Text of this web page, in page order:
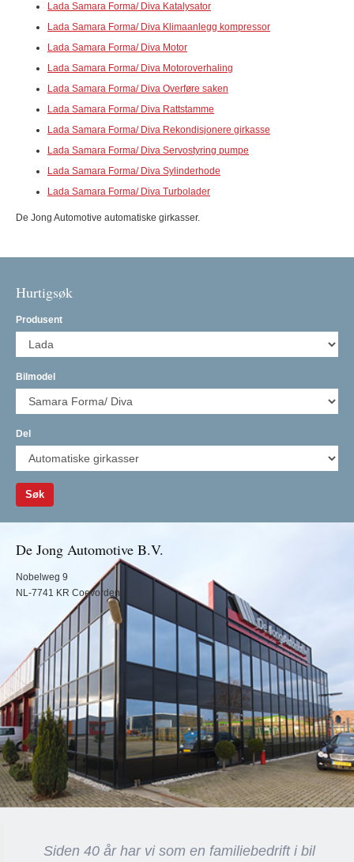
Lada Samara Forma/ Diva Katalysator
Lada Samara Forma/ Diva Klimaanlegg kompressor
Lada Samara Forma/ Diva Motor
Lada Samara Forma/ Diva Motoroverhaling
Lada Samara Forma/ Diva Overføre saken
Lada Samara Forma/ Diva Rattstamme
Lada Samara Forma/ Diva Rekondisjonere girkasse
Lada Samara Forma/ Diva Servostyring pumpe
Lada Samara Forma/ Diva Sylinderhode
Lada Samara Forma/ Diva Turbolader
De Jong Automotive automatiske girkasser.
Hurtigsøk
Produsent
Bilmodel
Del
Søk
De Jong Automotive B.V.
Nobelweg 9
NL-7741 KR Coevorden
Siden 40 år har vi som en familiebedrift i bil